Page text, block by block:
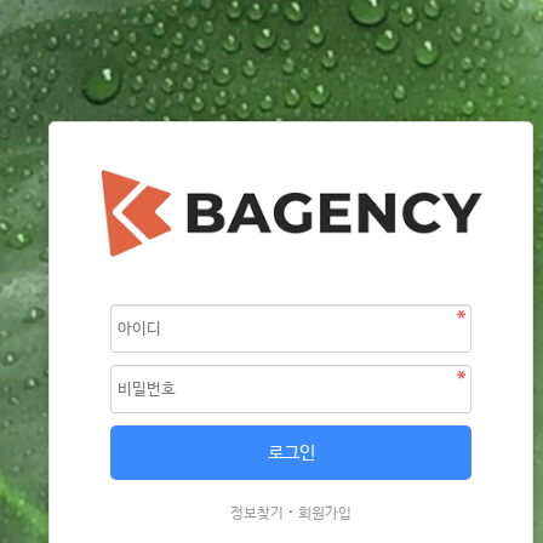
정보찾기 · 회원가입